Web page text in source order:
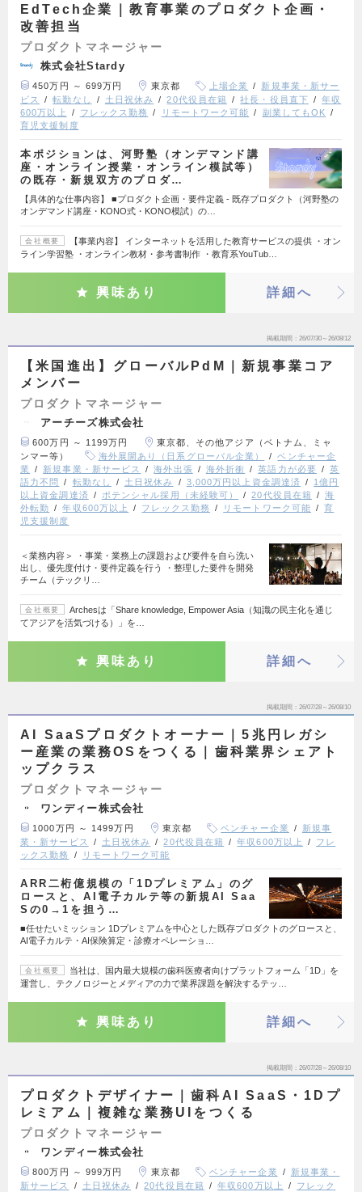
EdTech企業｜教育事業のプロダクト企画・
改善担当
プロダクトマネージャー
株式会社Stardy
450万円 ～ 699万円 東京都 上場企業
新規事業・新サー
ビス
転勤なし 土日祝休み 20代役員在籍 社長・役員直下
年収
600万以上
フレックス勤務 リモートワーク可能
副業してもOK
育児支援制度
本ポジションは、河野塾（オンデマンド講
座・オンライン授業・オンライン模試等）
の既存・新規双方のプロダ…
【具体的な仕事内容】 ■プロダクト企画・要件定義 - 既存プロダクト（河野塾の
オンデマンド講座・KONO式・KONO模試）の…
会社概要
【事業内容】 インターネットを活用した教育サービスの提供 ・オン
ライン学習塾 ・オンライン教材・参考書制作 ・教育系YouTub…
興味あり 詳細へ
掲載期間 26/07/30～26/08/12
【米国進出】グローバルPdM｜新規事業コア
メンバー
プロダクトマネージャー
アーチーズ株式会社
600万円 ～ 1199万円
東京都、その他アジア（ベトナム、ミャ
ンマー等）
海外展開あり（日系グローバル企業）
ベンチャー企
業
新規事業・新サービス 海外出張 海外折衝 英語力が必要
英
語力不問
転勤なし 土日祝休み 3,000万円以上資金調達済
1億円
以上資金調達済
ポテンシャル採用（未経験可） 20代役員在籍
海
外転勤
年収600万以上 フレックス勤務 リモートワーク可能
育
児支援制度
＜業務内容＞ ・事業・業務上の課題および要件を自ら洗い
出し、優先度付け・要件定義を行う ・整理した要件を開発
チーム（テックリ…
会社概要
Archesは「Share knowledge, Empower Asia（知識の民主化を通じ
てアジアを活気づける）」を…
興味あり 詳細へ
掲載期間 26/07/28～26/08/10
AI SaaSプロダクトオーナー｜5兆円レガシ
ー産業の業務OSをつくる｜歯科業界シェアト
ップクラス
プロダクトマネージャー
ワンディー株式会社
1000万円 ～ 1499万円 東京都 ベンチャー企業
新規事
業・新サービス
土日祝休み 20代役員在籍 年収600万以上
フレ
ックス勤務
リモートワーク可能
ARR二桁億規模の「1Dプレミアム」のグ
ロースと、AI電子カルテ等の新規AI Saa
Sの0→1を担う…
■任せたいミッション 1Dプレミアムを中心とした既存プロダクトのグロースと、
AI電子カルテ・AI保険算定・診療オペレーショ…
会社概要
当社は、国内最大規模の歯科医療者向けプラットフォーム「1D」を
運営し、テクノロジーとメディアの力で業界課題を解決するテッ…
興味あり 詳細へ
掲載期間 26/07/28～26/08/10
プロダクトデザイナー｜歯科AI SaaS・1Dプ
レミアム｜複雑な業務UIをつくる
プロダクトマネージャー
ワンディー株式会社
800万円 ～ 999万円 東京都 ベンチャー企業
新規事業・
新サービス
土日祝休み 20代役員在籍 年収600万以上 フレック